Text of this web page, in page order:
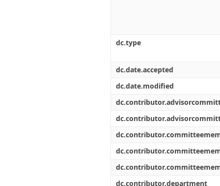
dc.type
dc.date.accepted
dc.date.modified
dc.contributor.department